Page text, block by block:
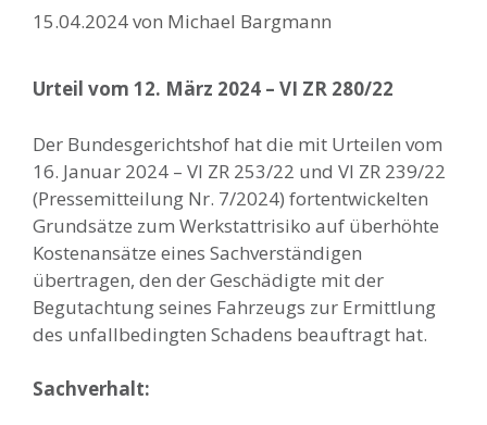
15.04.2024von Michael Bargmann
Urteil vom 12. März 2024 – VI ZR 280/22
Der Bundesgerichtshof hat die mit Urteilen vom
16. Januar 2024 – VI ZR 253/22 und VI ZR 239/22
(Pressemitteilung Nr. 7/2024) fortentwickelten
Grundsätze zum Werkstattrisiko auf überhöhte
Kostenansätze eines Sachverständigen
übertragen, den der Geschädigte mit der
Begutachtung seines Fahrzeugs zur Ermittlung
des unfallbedingten Schadens beauftragt hat.
Sachverhalt: